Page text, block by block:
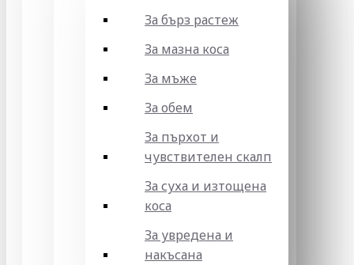
За бърз растеж
За мазна коса
За мъже
За обем
За пърхот и
чувствителен скалп
За суха и изтощена
коса
За увредена и
накъсана